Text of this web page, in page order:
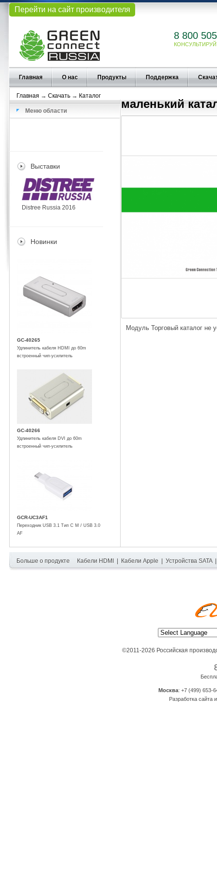
Перейти на сайт производителя
8 800
Главная О нас Продукты Поддержка
Главная → Скачать → Каталог
Меню области
Выставки
Distree Russia 2016
Новинки
GC-40265
Удлинитель кабеля HDMI до 60m
встроенный чип-усилитель
GC-40266
Удлинитель кабеля DVI до 60m
встроенный чип-усилитель
GCR-UC3AF1
Переходник USB 3.1 Тип C M / USB 3.0
AF
маленький
Модуль Торговый каталог не
Больше о продукте Кабели HDMI| Кабели Apple | Устройства SATA
©2011-2026 Российская
Москва: +7 (499) 653-
Разработка сайта